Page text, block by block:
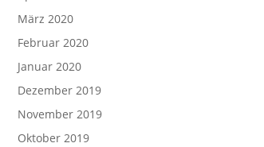
März 2020
Februar 2020
Januar 2020
Dezember 2019
November 2019
Oktober 2019